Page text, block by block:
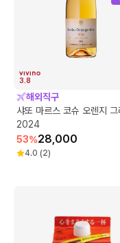
3.8
해외직구
샤또 마르스 코슈 오렌지 그
2024
53%28,000
4.0 (2)